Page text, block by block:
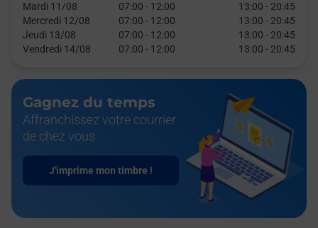
Mardi 11/08
07:00 - 12:00 13:00 - 20:45
Mercredi 12/08
07:00 - 12:00 13:00 - 20:45
Jeudi 13/08
07:00 - 12:00 13:00 - 20:45
Vendredi 14/08
07:00 - 12:00 13:00 - 20:45
Gagnez du temps
Affranchissez votre courrier
de chez vous
J'imprime mon timbre !